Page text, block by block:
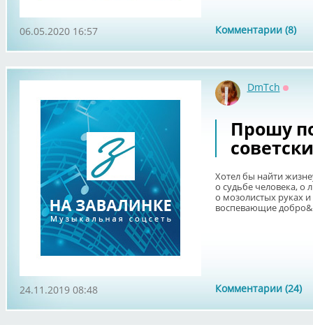
Комментарии (8)
06.05.2020 16:57
DmTch
Прошу
Хотел бы найти
о судьбе человека, о
о мозолистых руках и
воспевающие
Комментарии (24)
24.11.2019 08:48